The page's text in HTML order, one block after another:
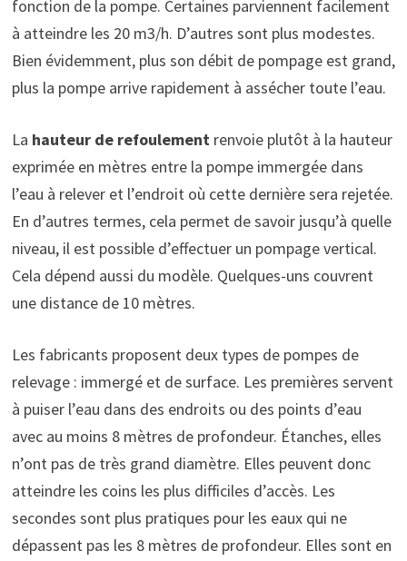
fonction de la pompe. Certaines parviennent facilement
à atteindre les 20 m3/h. D’autres sont plus modestes.
Bien évidemment, plus son débit de pompage est grand,
plus la pompe arrive rapidement à assécher toute l’eau.
La hauteur de refoulementrenvoie plutôt à la hauteur
exprimée en mètres entre la pompe immergée dans
l’eau à relever et l’endroit où cette dernière sera rejetée.
En d’autres termes, cela permet de savoir jusqu’à quelle
niveau, il est possible d’effectuer un pompage vertical.
Cela dépend aussi du modèle. Quelques-uns couvrent
une distance de 10 mètres.
Les fabricants proposent deux types de pompes de
relevage : immergé et de surface. Les premières servent
à puiser l’eau dans des endroits ou des points d’eau
avec au moins 8 mètres de profondeur. Étanches, elles
n’ont pas de très grand diamètre. Elles peuvent donc
atteindre les coins les plus difficiles d’accès. Les
secondes sont plus pratiques pour les eaux qui ne
dépassent pas les 8 mètres de profondeur. Elles sont en